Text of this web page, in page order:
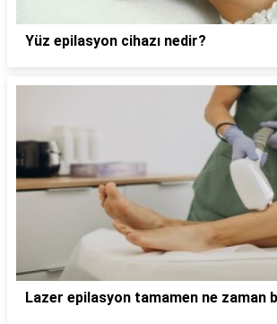
Yüz epilasyon cihazı nedir?
Lazer epilasyon tamamen ne zaman